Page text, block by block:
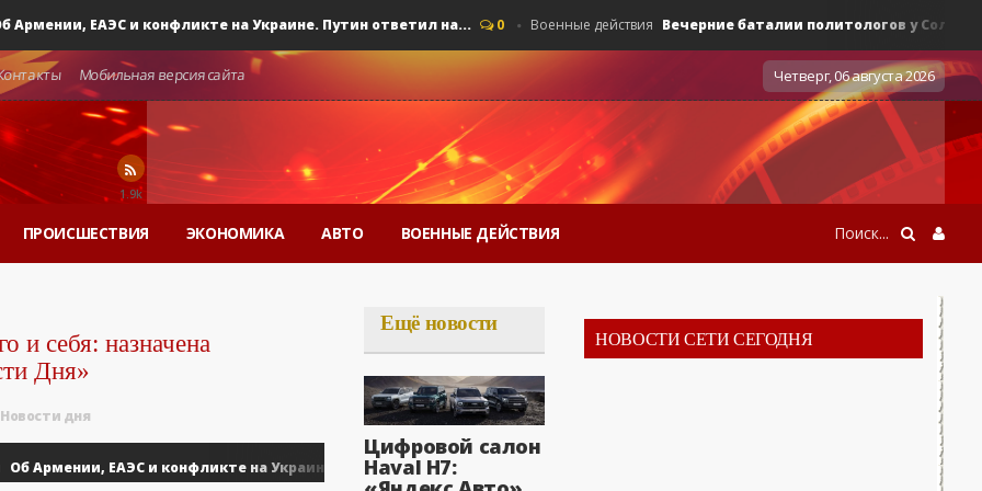
ЕАЭС и конфликте на Украине. Путин ответил на... 0 Военные действия Вечерние баталии политологов у Соловьёва
Четверг, 06 августа 2026
Мобильная версия сайта
1.9k
ПРОИСШЕСТВИЯ ЭКОНОМИКА АВТО ВОЕННЫЕ ДЕЙСТВИЯ
и себя: назначена
Дня»
Новости дня
ЕАЭС и конфликте на Украине. Путин ответил на... Вечерние баталии политологов у
Ещё новости
Цифровой салон
Haval H7:
НОВОСТИ СЕТИ СЕГОДНЯ